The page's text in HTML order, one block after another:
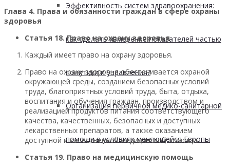
Эффективность систем здравоохранения:
как сделать измерение показателей частью
политики и управления?
Организация первичной медико-санитарной
помощи в условиях меняющейся Европы
Глава 4. Права и обязанности граждан в сфере охраны
здоровья
Статья 18. Право на охрану здоровья
Каждый имеет право на охрану здоровья.
Право на охрану здоровья обеспечивается охраной
окружающей среды, созданием безопасных условий
труда, благоприятных условий труда, быта, отдыха,
воспитания и обучения граждан, производством и
реализацией продуктов питания соответствующего
качества, качественных, безопасных и доступных
лекарственных препаратов, а также оказанием
доступной и качественной медицинской помощи.
Статья 19. Право на медицинскую помощь